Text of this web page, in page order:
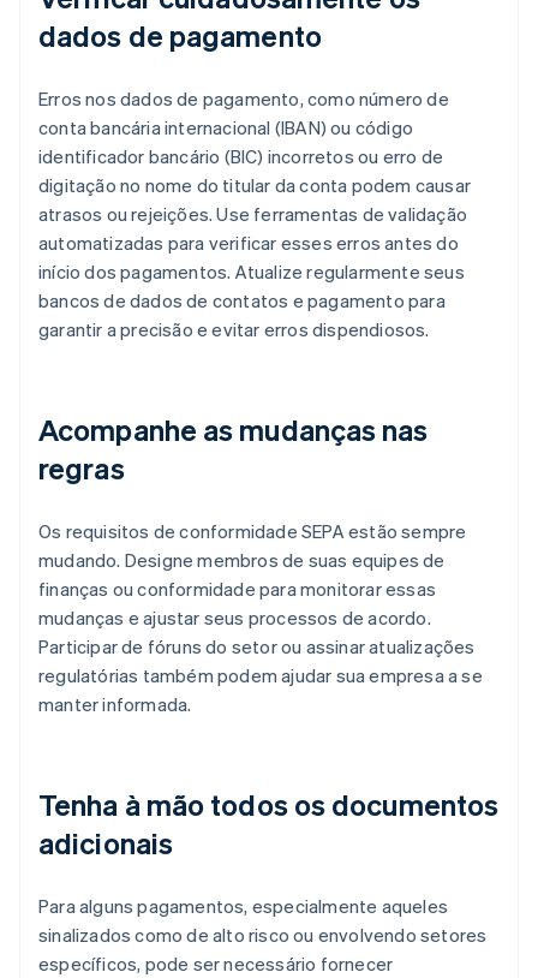
dados de pagamento
Erros nos dados de pagamento, como número de
conta bancária internacional (IBAN) ou código
identificador bancário (BIC) incorretos ou erro de
digitação no nome do titular da conta podem causar
atrasos ou rejeições. Use ferramentas de validação
automatizadas para verificar esses erros antes do
início dos pagamentos. Atualize regularmente seus
bancos de dados de contatos e pagamento para
garantir a precisão e evitar erros dispendiosos.
Acompanhe as mudanças nas
regras
Os requisitos de conformidade SEPA estão sempre
mudando. Designe membros de suas equipes de
finanças ou conformidade para monitorar essas
mudanças e ajustar seus processos de acordo.
Participar de fóruns do setor ou assinar atualizações
regulatórias também podem ajudar sua empresa a se
manter informada.
Tenha à mão todos os documentos
adicionais
Para alguns pagamentos, especialmente aqueles
sinalizados como de alto risco ou envolvendo setores
específicos, pode ser necessário fornecer